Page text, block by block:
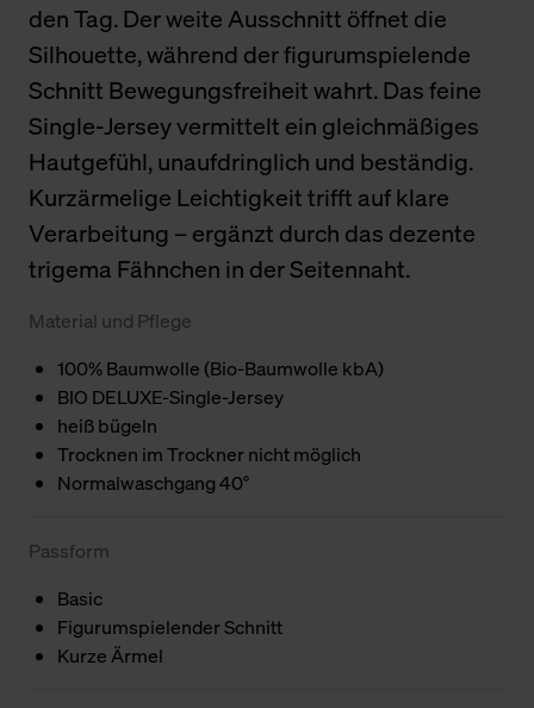
den Tag. Der weite Ausschnitt öffnet die
Silhouette, während der figurumspielende
Schnitt Bewegungsfreiheit wahrt. Das feine
Single-Jersey vermittelt ein gleichmäßiges
Hautgefühl, unaufdringlich und beständig.
Kurzärmelige Leichtigkeit trifft auf klare
Verarbeitung – ergänzt durch das dezente
trigema Fähnchen in der Seitennaht.
Material und Pflege
100% Baumwolle (Bio-Baumwolle kbA)
BIO DELUXE-Single-Jersey
heiß bügeln
Trocknen im Trockner nicht möglich
Normalwaschgang 40°
Passform
Basic
Figurumspielender Schnitt
Kurze Ärmel